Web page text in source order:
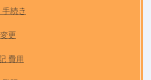
続き
更
費用